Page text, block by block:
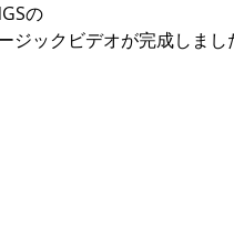
の
ジックビデオが完成しまし